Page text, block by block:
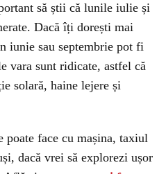
să știi că lunile iulie și
Dacă îți dorești mai
iunie sau septembrie pot fi
vara sunt ridicate, astfel că
solară, haine lejere și
poate face cu mașina, taxiul
dacă vrei să explorezi ușor